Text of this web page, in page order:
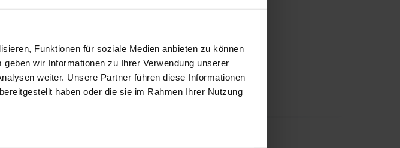
Funktionen für soziale Medien anbieten zu können
wir Informationen zu Ihrer Verwendung unserer
weiter. Unsere Partner führen diese Informationen
haben oder die sie im Rahmen Ihrer Nutzung